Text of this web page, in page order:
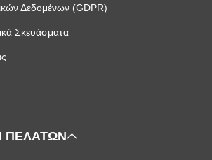
Δεδομένων (GDPR)
Σκευάσματα
ΠΕΛΑΤΩΝ